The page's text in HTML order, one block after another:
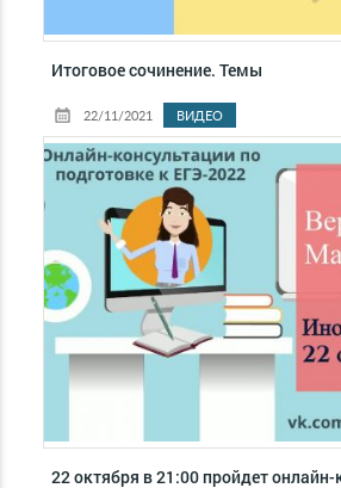
Итоговое сочинение. Темы
22/11/2021 ВИДЕО
22 октября в 21:00 пройдет онлайн-